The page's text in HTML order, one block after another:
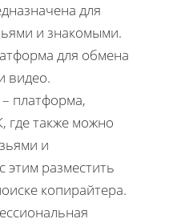
для
и знакомыми.
для обмена
видео.
платформа,
где также можно
и
этим разместить
копирайтера.